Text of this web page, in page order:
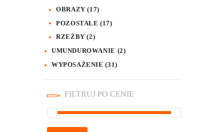
OBRAZY (17)
POZOSTAŁE (17)
RZEŹBY (2)
UMUNDUROWANIE (2)
WYPOSAŻENIE (31)
FILTRUJ PO CENIE